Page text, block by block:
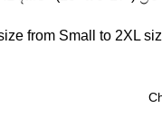
from Small to 2XL